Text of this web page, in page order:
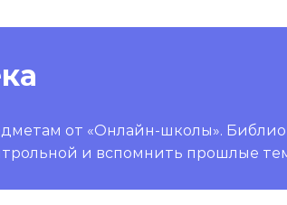
от «Онлайн-школы».
и вспомнить прошлые